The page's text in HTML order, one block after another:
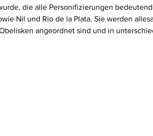
die alle Personifizierungen
Nil und Rio de la Plata. Sie werden
angeordnet sind und in